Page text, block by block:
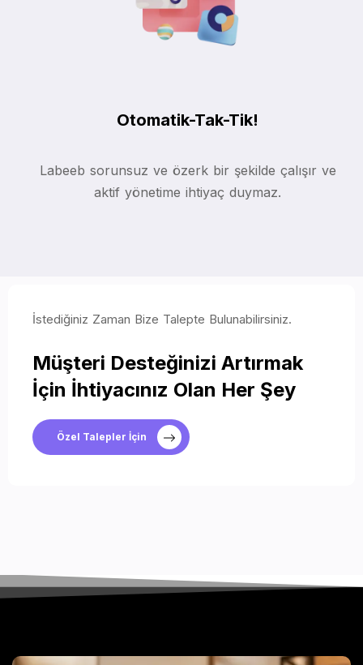
Otomatik-Tak-Tik!
Labeeb sorunsuz ve özerk bir şekilde çalışır ve
aktif yönetime ihtiyaç duymaz.
İstediğiniz Zaman Bize Talepte Bulunabilirsiniz.
Müşteri Desteğinizi Artırmak
İçin İhtiyacınız Olan Her Şey
Özel Talepler İçin